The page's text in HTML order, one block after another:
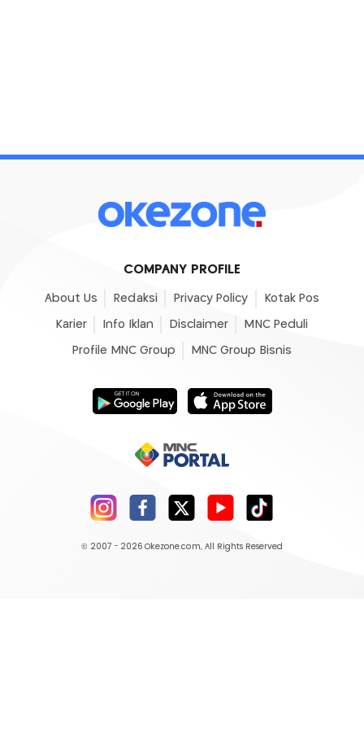
COMPANY PROFILE
About Us Redaksi Privacy Policy Kotak Pos
Karier Info Iklan Disclaimer MNC Peduli
Profile MNC Group MNC Group Bisnis
© 2007 - 2026 Okezone.com, All Rights Reserved